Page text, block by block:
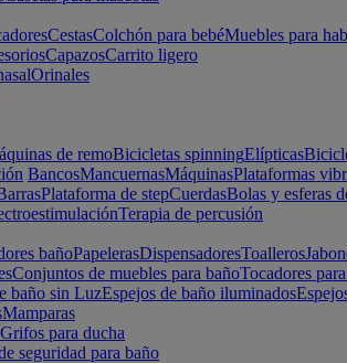
CestasColchón para bebéMuebles para
CapazosCarrito ligero
Orinales
de remoBicicletas spinningElípticas
BancosMancuernasMáquinasPlataformas
Plataforma de stepCuerdasBolas y esferas
Terapia de percusión
bañoPapelerasDispensadoresToalleros
Conjuntos de muebles para bañoTocadores
baño sin LuzEspejos de baño iluminados
Mamparas
Grifos para ducha
seguridad para baño